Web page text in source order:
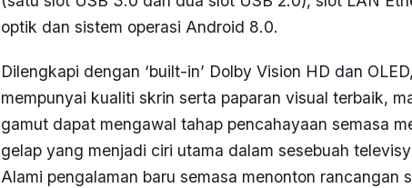
optik dan sistem operasi Android 8.0.
Dilengkapi dengan ‘built-in’ Dolby Vision HD dan
mempunyai kualiti skrin serta paparan visual terbaik,
gamut dapat mengawal tahap pencahayaan semasa
gelap yang menjadi ciri utama dalam sesebuah
Alami pengalaman baru semasa menonton rancangan